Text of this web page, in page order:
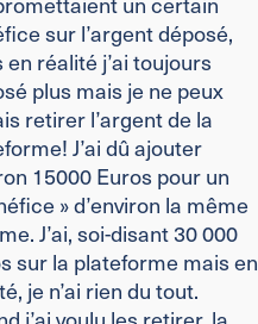
sur l’argent déposé,
en réalité j’ai toujours
plus mais je ne peux
retirer l’argent de la
J’ai dû ajouter
15000 Euros pour un
» d’environ la même
J’ai, soi-disant 30 000
sur la plateforme mais en
je n’ai rien du tout.